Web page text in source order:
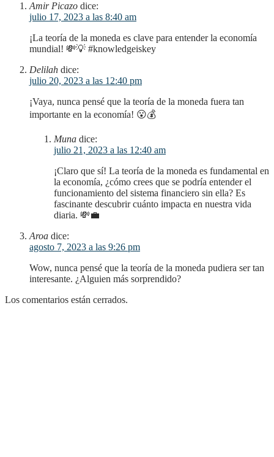
Amir Picazo dice:
julio 17, 2023 a las 8:40 am
¡La teoría de la moneda es clave para entender la economía
mundial! 💸💡 #knowledgeiskey
Delilah dice:
julio 20, 2023 a las 12:40 pm
¡Vaya, nunca pensé que la teoría de la moneda fuera tan
importante en la economía! 😮💰
Muna dice:
julio 21, 2023 a las 12:40 am
¡Claro que sí! La teoría de la moneda es fundamental en
la economía, ¿cómo crees que se podría entender el
funcionamiento del sistema financiero sin ella? Es
fascinante descubrir cuánto impacta en nuestra vida
diaria. 💸💼
Aroa dice:
agosto 7, 2023 a las 9:26 pm
Wow, nunca pensé que la teoría de la moneda pudiera ser tan
interesante. ¿Alguien más sorprendido?
Los comentarios están cerrados.